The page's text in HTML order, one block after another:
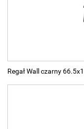
Regał Wall czarny